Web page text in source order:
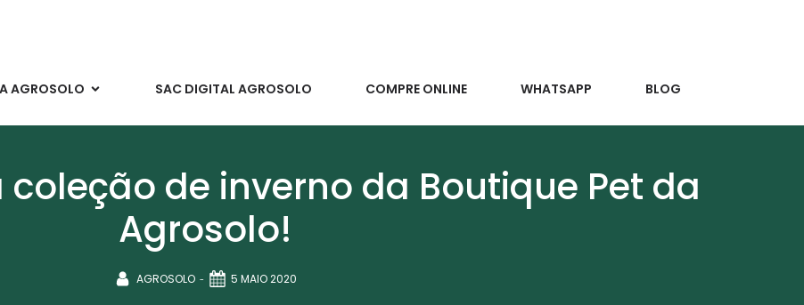
AGROSOLO SAC DIGITAL AGROSOLO COMPRE ONLINE WHATSAPP BLOG
de inverno da Boutique Pet da
Agrosolo!
AGROSOLO - 5 MAIO 2020